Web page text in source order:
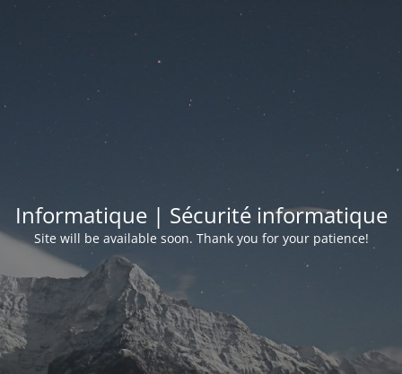
Informatique | Sécurité informatique
Site will be available soon. Thank you for your patience!